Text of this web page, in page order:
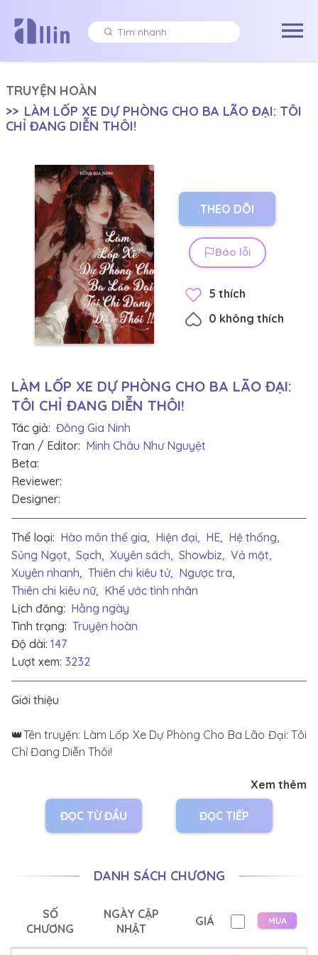
TRUYỆN HOÀN
>> LÀM LỐP XE DỰ PHÒNG CHO BA LÃO ĐẠI: TÔI
CHỈ ĐANG DIỄN THÔI!
THEO DÕI
Báo lỗi
5 thích
0 không thích
LÀM LỐP XE DỰ PHÒNG CHO BA LÃO ĐẠI:
TÔI CHỈ ĐANG DIỄN THÔI!
Tác giả: Đông Gia Ninh
Tran / Editor: Minh Châu Như Nguyệt
Beta:
Reviewer:
Designer:
Thể loại: Hào môn thế gia, Hiện đại, HE, Hệ thống,
Sủng Ngọt, Sạch, Xuyên sách, Showbiz, Vả mặt,
Xuyên nhanh, Thiên chi kiêu tử, Ngược tra,
Thiên chi kiêu nữ, Khế ước tình nhân
Lịch đăng: Hằng ngày
Tình trạng: Truyện hoàn
Độ dài: 147
Lượt xem: 3232
Giới thiệu
👑Tên truyện: Làm Lốp Xe Dự Phòng Cho Ba Lão Đại: Tôi
Chỉ Đang Diễn Thôi!
👑Thể loại: Nguyên sang, Ngôn tình, Hiện đại , HE , Tình
cảm , Ngọt văn , Hệ thống , Xuyên thư , Sảng văn , Kim
Ngày đính hôn hôm đó, Giang Khâm nhận được một
cuộc gọi từ bạch nguyệt quang trong lòng anh ta.
Xem thêm
ĐỌC TỪ ĐẦU ĐỌC TIẾP
DANH SÁCH CHƯƠNG
SỐ
CHƯƠNG
NGÀY CẬP
NHẬT
GIÁ